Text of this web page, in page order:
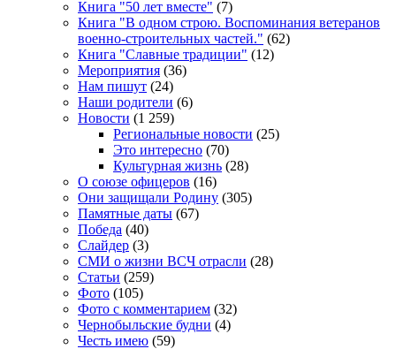
Книга "50 лет вместе" (7)
Книга "В одном строю. Воспоминания ветеранов
военно-строительных частей." (62)
Книга "Славные традиции" (12)
Мероприятия (36)
Нам пишут (24)
Наши родители (6)
Новости (1 259)
Региональные новости (25)
Это интересно (70)
Культурная жизнь (28)
О союзе офицеров (16)
Они защищали Родину (305)
Памятные даты (67)
Победа (40)
Слайдер (3)
СМИ о жизни ВСЧ отрасли (28)
Статьи (259)
Фото (105)
Фото с комментарием (32)
Чернобыльские будни (4)
Честь имею (59)